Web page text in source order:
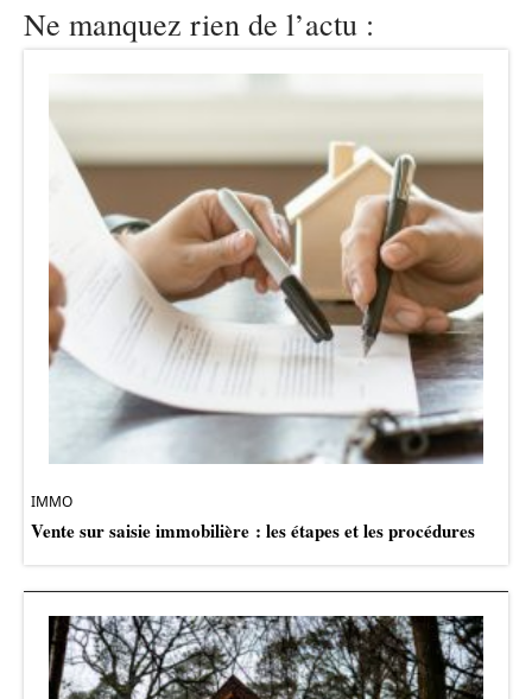
Ne manquez rien de l’actu :
IMMO
Vente sur saisie immobilière : les étapes et les procédures